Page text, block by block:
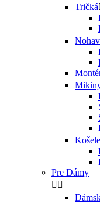
Tričká
Košele
Pre Dámy
 